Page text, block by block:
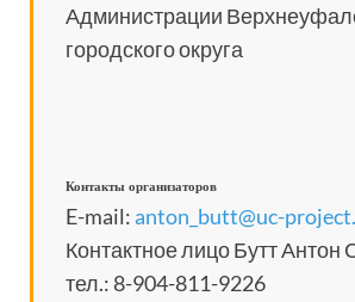
Администрации
городского округа
Контакты организаторов
E-mail:anton_butt@uc-
Контактное лицо Бутт Антон
тел.: 8-904-811-9226